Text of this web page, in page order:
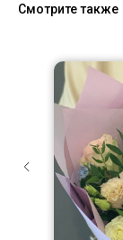
Смотрите также